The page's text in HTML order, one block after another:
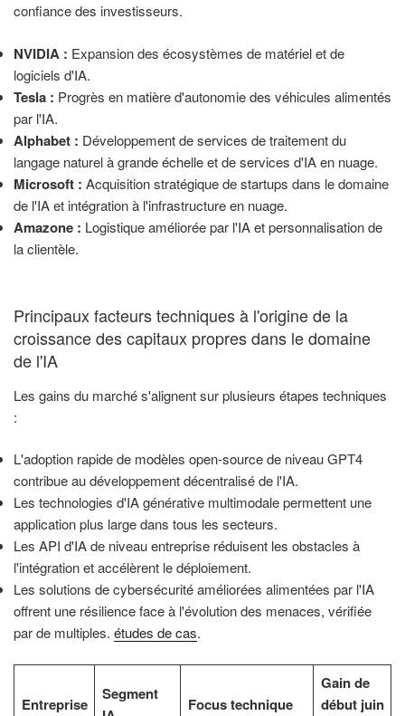
confiance des investisseurs.
NVIDIA : Expansion des écosystèmes de matériel et de
logiciels d'IA.
Tesla : Progrès en matière d'autonomie des véhicules alimentés
par l'IA.
Alphabet : Développement de services de traitement du
langage naturel à grande échelle et de services d'IA en nuage.
Microsoft : Acquisition stratégique de startups dans le domaine
de l'IA et intégration à l'infrastructure en nuage.
Amazone : Logistique améliorée par l'IA et personnalisation de
la clientèle.
Principaux facteurs techniques à l'origine de la
croissance des capitaux propres dans le domaine
de l'IA
Les gains du marché s'alignent sur plusieurs étapes techniques
:
L'adoption rapide de modèles open-source de niveau GPT4
contribue au développement décentralisé de l'IA.
Les technologies d'IA générative multimodale permettent une
application plus large dans tous les secteurs.
Les API d'IA de niveau entreprise réduisent les obstacles à
l'intégration et accélèrent le déploiement.
Les solutions de cybersécurité améliorées alimentées par l'IA
offrent une résilience face à l'évolution des menaces, vérifiée
par de multiples. études de cas.
Entreprise
Segment
Focus technique
Gain de
début juin